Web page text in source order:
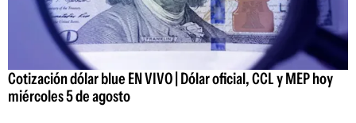
Cotización dólar blue EN VIVO | Dólar oficial, CCL y MEP hoy
miércoles 5 de agosto